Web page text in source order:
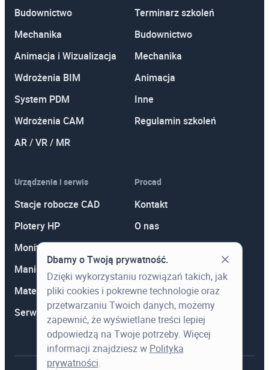
Budownictwo
Mechanika
Animacja i Wizualizacja
Wdrożenia BIM
System PDM
Wdrożenia CAM
AR / VR / MR
Terminarz szkoleń
Budownictwo
Mechanika
Animacja
Inne
Regulamin szkoleń
Urządzenia i serwis
Stacje robocze CAD
Plotery HP
Monitory
Manipulatory 3D
Materiały eksploatacyjne
Serwis
Procad
Kontakt
O nas
Aktualności
Wiedza
Dbamy o Twoją prywatność.
Dzięki wykorzystaniu rozwiązań takich, jak
pliki cookies i pokrewne technologie oraz
przetwarzaniu Twoich danych, możemy
zapewnić, że wyświetlane treści lepiej
odpowiedzą na Twoje potrzeby. Więcej
informacji znajdziesz w Polityka
prywatności.